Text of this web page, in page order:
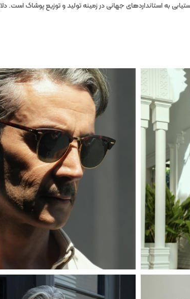
دستیابی به استانداردهای جهانی در زمینه تولید و توزیع پوشاک